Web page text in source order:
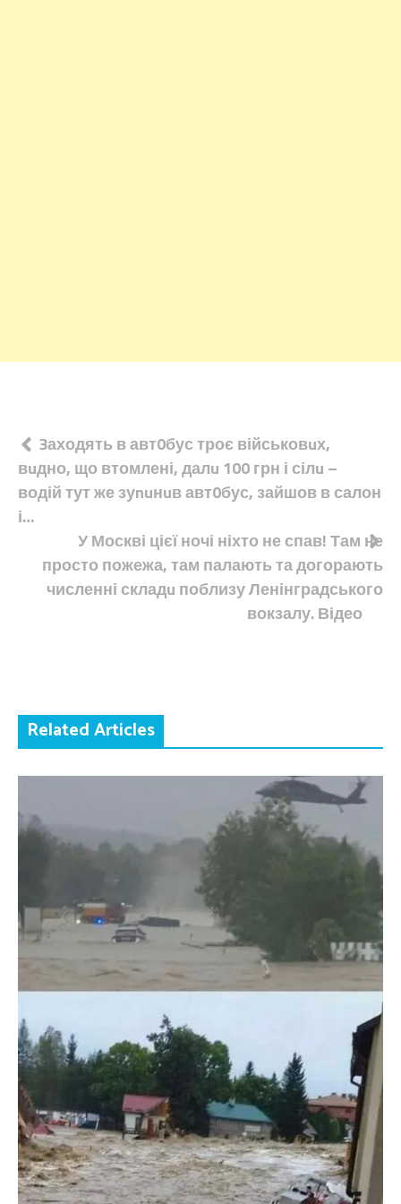
Навігація
записів
3аходять в авт0бус троє військовuх,
вuдно, що втомлені, далu 100 грн і сілu –
водій тут же зуnuнuв авт0бус, зайшов в салон
і…
У Москві цієї ночі ніхто не спав! Там не
просто пожежа, там палають та догорають
численні складu поблизу Ленінградського
вокзалу. Відео
Related Articles